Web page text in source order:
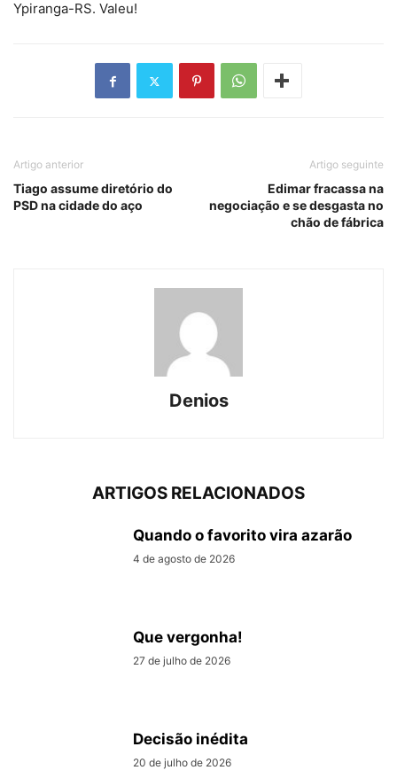
Ypiranga-RS. Valeu!
Artigo anterior
Tiago assume diretório do
PSD na cidade do aço
Artigo seguinte
Edimar fracassa na
negociação e se desgasta no
chão de fábrica
Denios
ARTIGOS RELACIONADOS
Quando o favorito vira azarão
4 de agosto de 2026
Que vergonha!
27 de julho de 2026
Decisão inédita
20 de julho de 2026